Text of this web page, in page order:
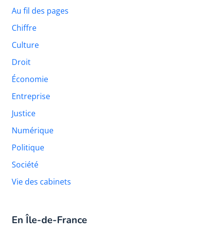
Au fil des pages
Chiffre
Culture
Droit
Économie
Entreprise
Justice
Numérique
Politique
Société
Vie des cabinets
En Île-de-France